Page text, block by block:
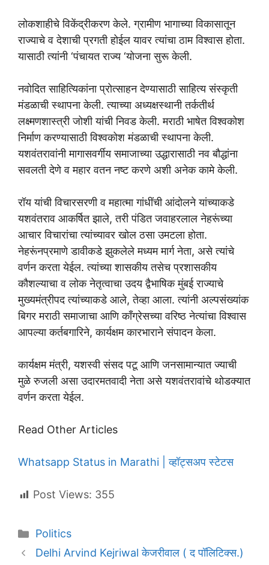
लोकशाहीचे विकेंद्रीकरण केले. ग्रामीण भागाच्या विकासातून
राज्याचे व देशाची प्रगती होईल यावर त्यांचा ठाम विश्वास होता.
यासाठी त्यांनी ‘पंचायत राज्य ‘योजना सुरू केली.
नवोदित साहित्यिकांना प्रोत्साहन देण्यासाठी साहित्य संस्कृती
मंडळाची स्थापना केली. त्याच्या अध्यक्षस्थानी तर्कतीर्थ
लक्ष्मणशास्त्री जोशी यांची निवड केली. मराठी भाषेत विश्वकोश
निर्माण करण्यासाठी विश्वकोश मंडळाची स्थापना केली.
यशवंतरावांनी मागासवर्गीय समाजाच्या उद्धारासाठी नव बौद्धांना
सवलती देणे व महार वतन नष्ट करणे अशी अनेक कामे केली.
रॉय यांची विचारसरणी व महात्मा गांधींची आंदोलने यांच्याकडे
यशवंतराव आकर्षित झाले, तरी पंडित जवाहरलाल नेहरूंच्या
आचार विचारांचा त्यांच्यावर खोल ठसा उमटला होता.
नेहरूंनप्रमाणे डावीकडे झुकलेले मध्यम मार्ग नेता, असे त्यांचे
वर्णन करता येईल. त्यांच्या शासकीय तसेच प्रशासकीय
कौशल्याचा व लोक नेतृत्वाचा उदय द्वैभाषिक मुंबई राज्याचे
मुख्यमंत्रीपद त्यांच्याकडे आले, तेव्हा आला. त्यांनी अल्पसंख्यांक
बिगर मराठी समाजाचा आणि काँग्रेसच्या वरिष्ठ नेत्यांचा विश्वास
आपल्या कर्तबगारिने, कार्यक्षम कारभाराने संपादन केला.
कार्यक्षम मंत्री, यशस्वी संसद पटू आणि जनसामान्यात ज्याची
मुळे रुजली असा उदारमतवादी नेता असे यशवंतरावांचे थोडक्यात
वर्णन करता येईल.
Read Other Articles
Whatsapp Status in Marathi | व्हॉट्सअप स्टेटस
Post Views: 355
Categories
Politics
Delhi Arvind Kejriwal केजरीवाल ( द पॉलिटिक्स.)